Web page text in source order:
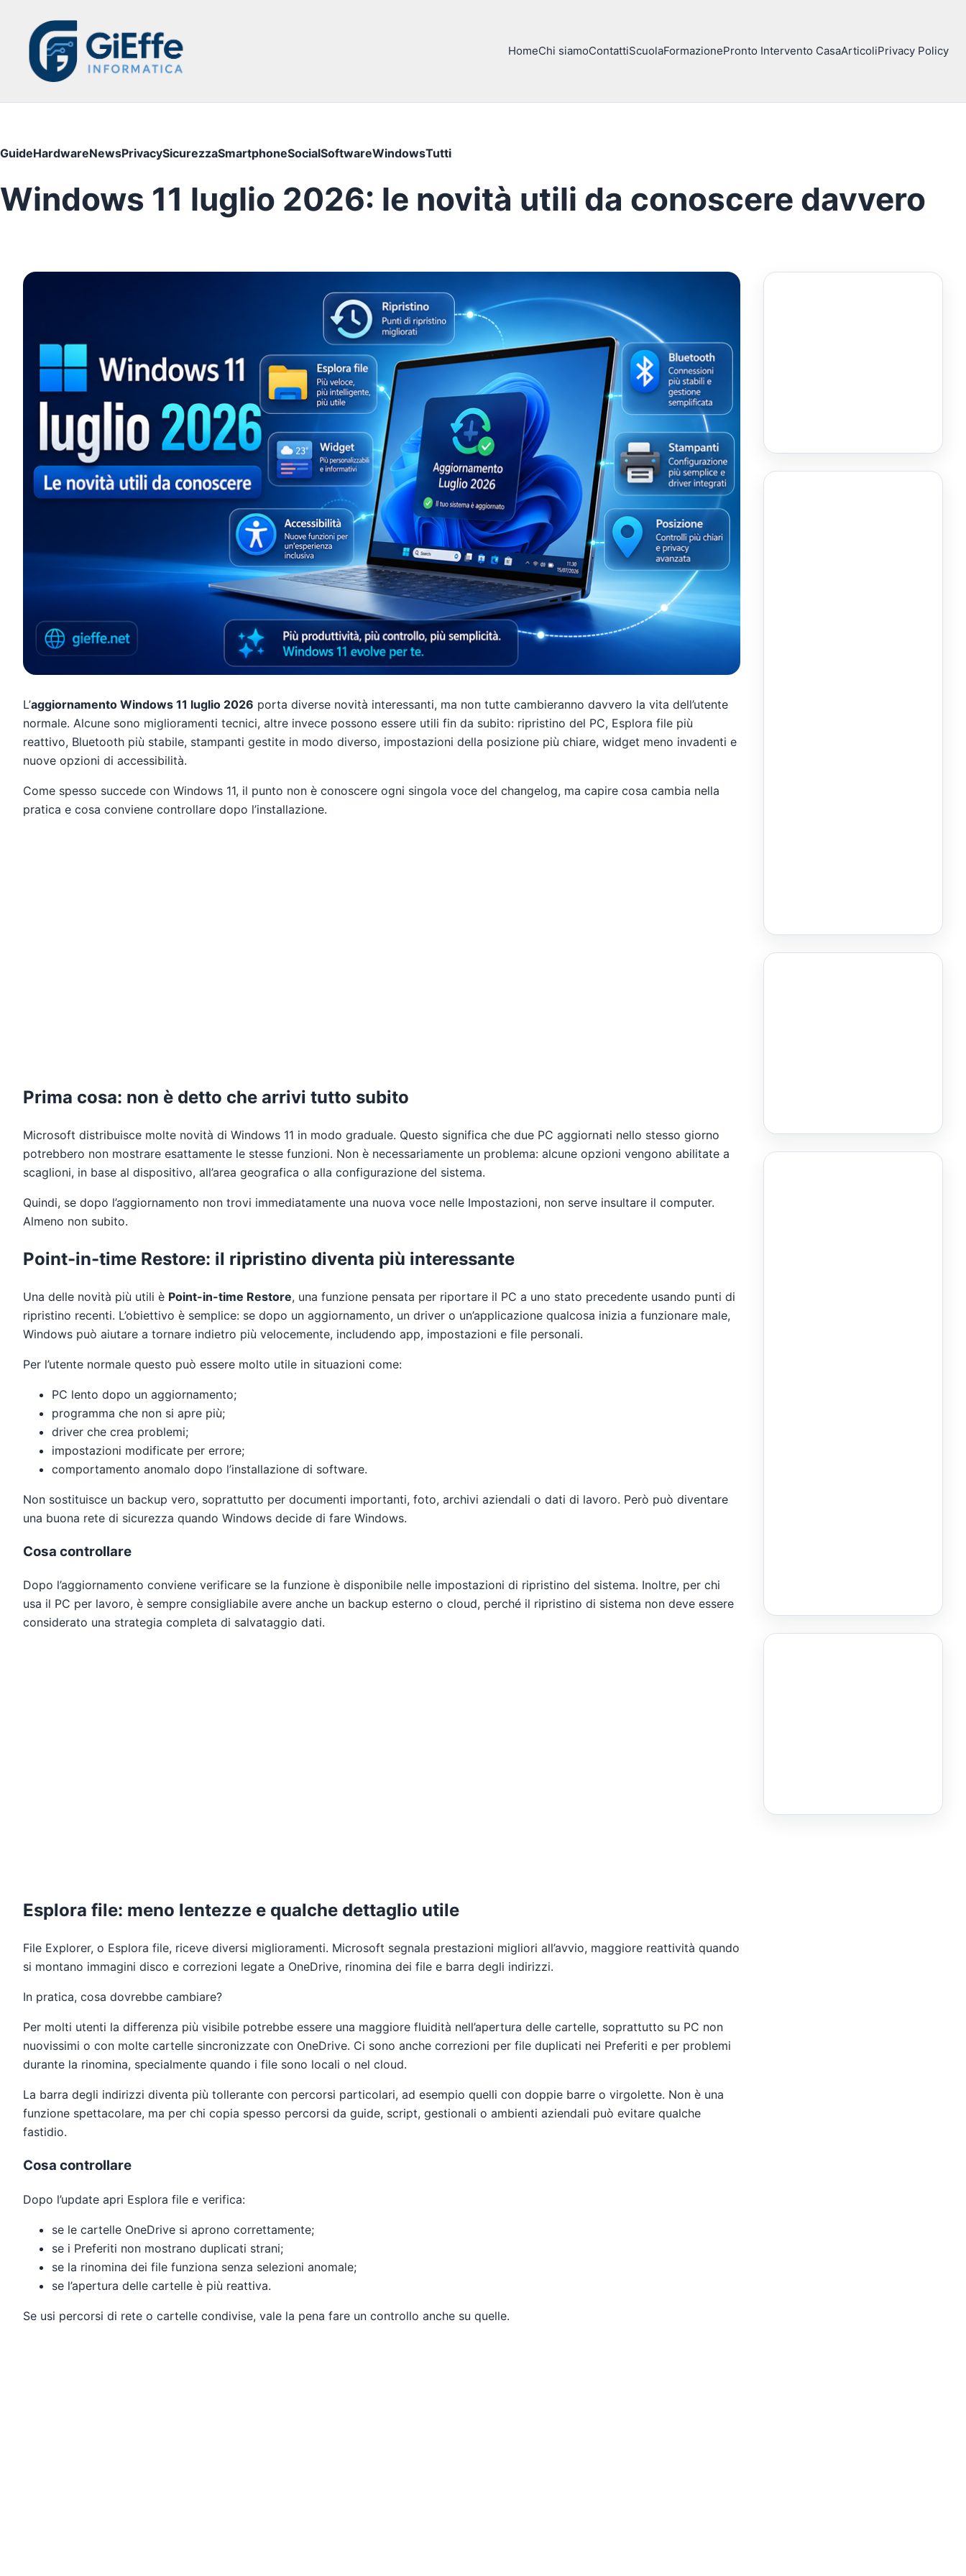
HomeChi siamoContattiScuolaFormazionePronto Intervento CasaArticoliPrivacy Policy
GuideHardwareNewsPrivacySicurezzaSmartphoneSocialSoftwareWindowsTutti
Windows 11 luglio 2026: le novità utili da conoscere davvero
L’aggiornamento Windows 11 luglio 2026 porta diverse novità interessanti, ma non tutte cambieranno davvero la vita dell’utente
normale. Alcune sono miglioramenti tecnici, altre invece possono essere utili fin da subito: ripristino del PC, Esplora file più
reattivo, Bluetooth più stabile, stampanti gestite in modo diverso, impostazioni della posizione più chiare, widget meno invadenti e
nuove opzioni di accessibilità.
Come spesso succede con Windows 11, il punto non è conoscere ogni singola voce del changelog, ma capire cosa cambia nella
pratica e cosa conviene controllare dopo l’installazione.
Prima cosa: non è detto che arrivi tutto subito
Microsoft distribuisce molte novità di Windows 11 in modo graduale. Questo significa che due PC aggiornati nello stesso giorno
potrebbero non mostrare esattamente le stesse funzioni. Non è necessariamente un problema: alcune opzioni vengono abilitate a
scaglioni, in base al dispositivo, all’area geografica o alla configurazione del sistema.
Quindi, se dopo l’aggiornamento non trovi immediatamente una nuova voce nelle Impostazioni, non serve insultare il computer.
Almeno non subito.
Point-in-time Restore: il ripristino diventa più interessante
Una delle novità più utili è Point-in-time Restore, una funzione pensata per riportare il PC a uno stato precedente usando punti di
ripristino recenti. L’obiettivo è semplice: se dopo un aggiornamento, un driver o un’applicazione qualcosa inizia a funzionare male,
Windows può aiutare a tornare indietro più velocemente, includendo app, impostazioni e file personali.
Per l’utente normale questo può essere molto utile in situazioni come:
PC lento dopo un aggiornamento;
programma che non si apre più;
driver che crea problemi;
impostazioni modificate per errore;
comportamento anomalo dopo l’installazione di software.
Non sostituisce un backup vero, soprattutto per documenti importanti, foto, archivi aziendali o dati di lavoro. Però può diventare
una buona rete di sicurezza quando Windows decide di fare Windows.
Cosa controllare
Dopo l’aggiornamento conviene verificare se la funzione è disponibile nelle impostazioni di ripristino del sistema. Inoltre, per chi
usa il PC per lavoro, è sempre consigliabile avere anche un backup esterno o cloud, perché il ripristino di sistema non deve essere
considerato una strategia completa di salvataggio dati.
Esplora file: meno lentezze e qualche dettaglio utile
File Explorer, o Esplora file, riceve diversi miglioramenti. Microsoft segnala prestazioni migliori all’avvio, maggiore reattività quando
si montano immagini disco e correzioni legate a OneDrive, rinomina dei file e barra degli indirizzi.
In pratica, cosa dovrebbe cambiare?
Per molti utenti la differenza più visibile potrebbe essere una maggiore fluidità nell’apertura delle cartelle, soprattutto su PC non
nuovissimi o con molte cartelle sincronizzate con OneDrive. Ci sono anche correzioni per file duplicati nei Preferiti e per problemi
durante la rinomina, specialmente quando i file sono locali o nel cloud.
La barra degli indirizzi diventa più tollerante con percorsi particolari, ad esempio quelli con doppie barre o virgolette. Non è una
funzione spettacolare, ma per chi copia spesso percorsi da guide, script, gestionali o ambienti aziendali può evitare qualche
fastidio.
Cosa controllare
Dopo l’update apri Esplora file e verifica:
se le cartelle OneDrive si aprono correttamente;
se i Preferiti non mostrano duplicati strani;
se la rinomina dei file funziona senza selezioni anomale;
se l’apertura delle cartelle è più reattiva.
Se usi percorsi di rete o cartelle condivise, vale la pena fare un controllo anche su quelle.